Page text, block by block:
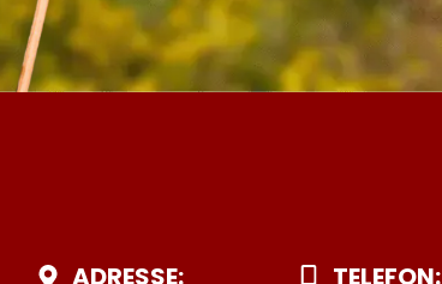
ADRESSE: TELEFON: